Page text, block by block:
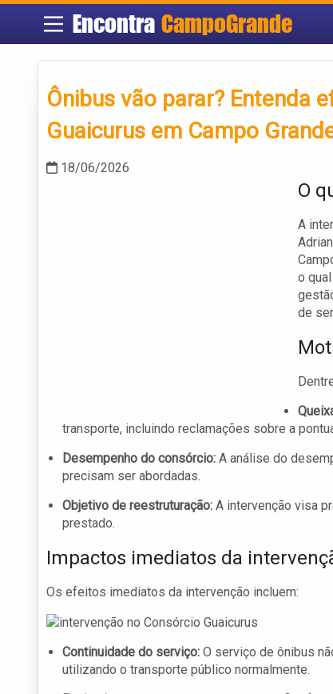
Encontra CampoGrande
Ônibus vão parar? Entenda
Guaicurus em Campo
18/06/2026
O
A
o
de
transporte, incluindo reclamações sobre a
Desempenho do consórcio: A análise do
precisam ser abordadas.
Objetivo de reestruturação: A intervenção visa
prestado.
Impactos imediatos da
Os efeitos imediatos da intervenção incluem:
Continuidade do serviço: O serviço de ônibus
utilizando o transporte público normalmente.